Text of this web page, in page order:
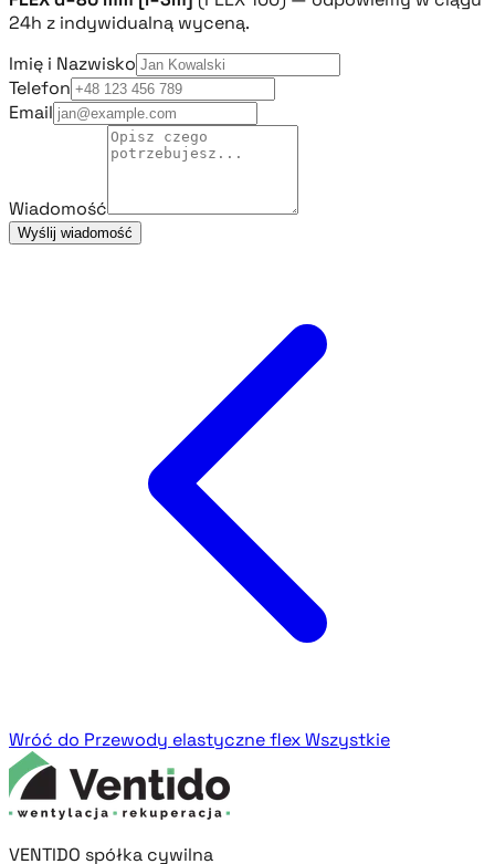
24h z indywidualną wyceną.
Imię i Nazwisko
Telefon
Email
Wiadomość
Wyślij wiadomość
Wróć do Przewody elastyczne flexWszystkie
VENTIDO spółka cywilna